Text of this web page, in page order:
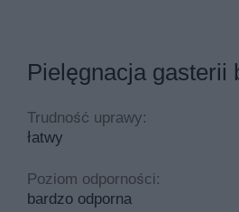
Pielęgnacja gasterii
Trudność uprawy:
łatwy
Poziom odporności:
bardzo odporna